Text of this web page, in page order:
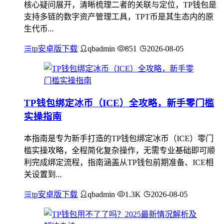
核心疑问展开，清晰梳理二者的关联与定位，TP钱包是
支持多链的数字资产管理工具，TPT币是其生态内的原
生代币...
tp安卓版下载 qbadmin 851 2026-08-05
TP钱包绑定冰币（ICE）全攻略，新手零门槛
实操指南
本指南是专为新手打造的TP钱包绑定冰币（ICE）零门
槛实操攻略，全程简化复杂操作，无需专业基础即可顺
利完成绑定流程，指南涵盖从TP钱包前期准备、ICE相
关设置到...
tp安卓版下载 qbadmin 1.3K 2026-08-05